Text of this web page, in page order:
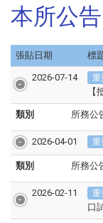
本所公告
張貼日期 標
2026-07-14 重
【
類別 所務公
2026-04-01 重
類別 所務公
2026-02-11 重
口